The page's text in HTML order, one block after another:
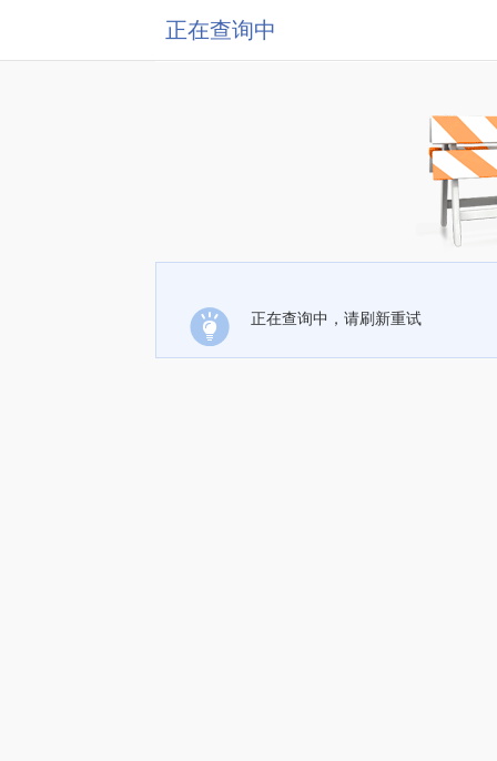
正在查询中
正在查询中，请刷新重试